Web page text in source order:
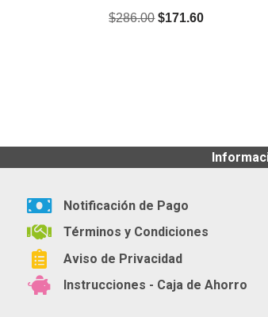
$286.00 $171.60
Notificación de Pago
Términos y Condiciones
Aviso de Privacidad
Instrucciones - Caja de Ahorro